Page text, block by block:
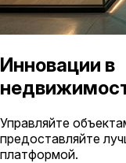
Инновации в
Управляйте
предоставляйте
платформой.